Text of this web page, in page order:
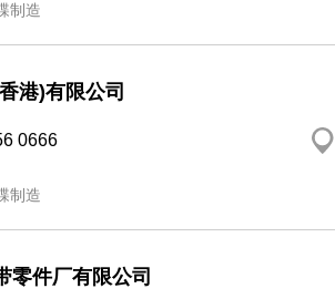
制造
港)有限公司
0666
制造
零件厂有限公司